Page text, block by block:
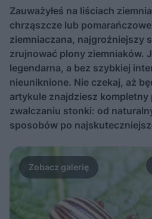
Zauważyłeś na liściach
chrząszcze lub
ziemniaczana, najgroźniejszy
zrujnować plony ziemniaków.
legendarna, a bez szybkiej
nieuniknione. Nie czekaj, aż
artykule znajdziesz kompletny
zwalczaniu stonki: od
sposobów po